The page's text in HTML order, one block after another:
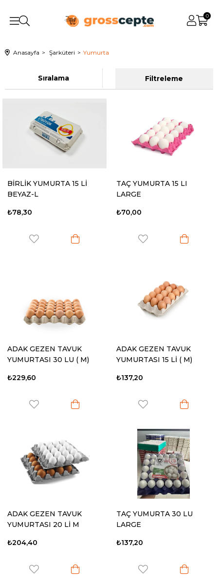
0
Anasayfa Şarküteri Yumurta
Filtreleme
Sıralama
BİRLİK YUMURTA 15 Lİ
BEYAZ-L
₺78,30
TAÇ YUMURTA 15 LI
LARGE
₺70,00
ADAK GEZEN TAVUK
YUMURTASI 30 LU ( M)
₺229,60
ADAK GEZEN TAVUK
YUMURTASI 15 Lİ ( M)
₺137,20
ADAK GEZEN TAVUK
YUMURTASI 20 Lİ M
₺204,40
TAÇ YUMURTA 30 LU
LARGE
₺137,20